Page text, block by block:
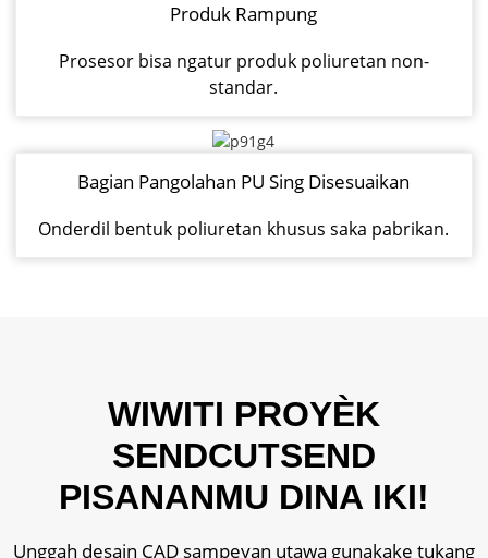
Produk Rampung
Prosesor bisa ngatur produk poliuretan non-
standar.
Bagian Pangolahan PU Sing Disesuaikan
Onderdil bentuk poliuretan khusus saka pabrikan.
WIWITI PROYÈK
SENDCUTSEND
PISANANMU DINA IKI!
Unggah desain CAD sampeyan utawa gunakake tukang